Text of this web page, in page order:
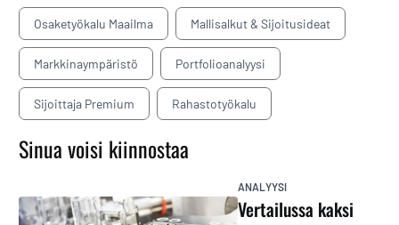
Osaketyökalu Maailma Mallisalkut & Sijoitusideat
Markkinaympäristö Portfolioanalyysi
Sijoittaja Premium Rahastotyökalu
Sinua voisi kiinnostaa
ANALYYSI
Vertailussa kaksi